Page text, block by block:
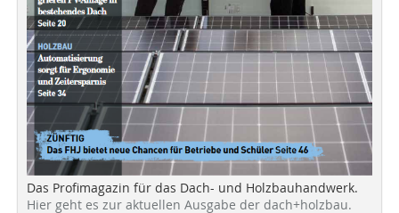
Das Profimagazin für das Dach- und Holzbauhandwerk.
Hier geht es zur aktuellen Ausgabe der dach+holzbau.